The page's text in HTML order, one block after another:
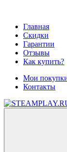
Главная
Скидки
Гарантии
Отзывы
Как купить?
Мои
Контакты